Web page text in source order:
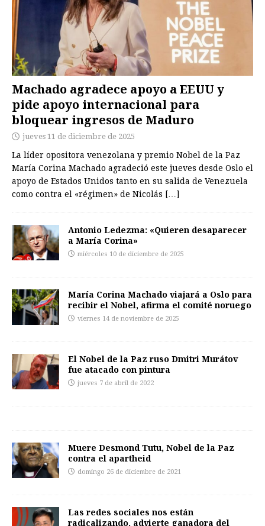
Machado agradece apoyo a EEUU y
pide apoyo internacional para
bloquear ingresos de Maduro
jueves 11 de diciembre de 2025
La líder opositora venezolana y premio Nobel de la Paz
María Corina Machado agradeció este jueves desde Oslo el
apoyo de Estados Unidos tanto en su salida de Venezuela
como contra el «régimen» de Nicolás […]
Antonio Ledezma: «Quieren desaparecer
a María Corina»
miércoles 10 de diciembre de 2025
María Corina Machado viajará a Oslo para
recibir el Nobel, afirma el comité noruego
viernes 14 de noviembre de 2025
El Nobel de la Paz ruso Dmitri Murátov
fue atacado con pintura
jueves 7 de abril de 2022
Muere Desmond Tutu, Nobel de la Paz
contra el apartheid
domingo 26 de diciembre de 2021
Las redes sociales nos están
radicalizando, advierte ganadora del